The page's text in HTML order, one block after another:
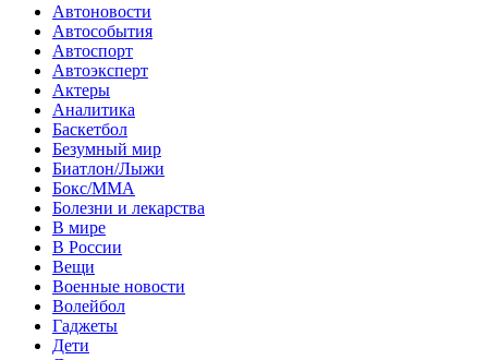
Автоновости
Автособытия
Автоспорт
Автоэксперт
Актеры
Аналитика
Баскетбол
Безумный мир
Биатлон/Лыжи
Бокс/MMA
Болезни и лекарства
В мире
В России
Вещи
Военные новости
Волейбол
Гаджеты
Дети